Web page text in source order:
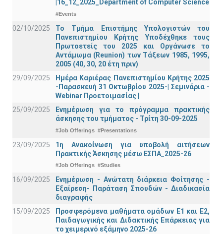
|16_12_2025_Department of Computer Science
#Events
02/10/2025
Το Τμήμα Επιστήμης Υπολογιστών του
Πανεπιστημίου Κρήτης Υποδέχθηκε τους
Πρωτοετείς του 2025 και Οργάνωσε το
Αντάμωμα (Reunion) των Τάξεων 1985, 1995,
2005 (40, 30, 20 έτη πριν)
29/09/2025
Ημέρα Καριέρας Πανεπιστημίου Κρήτης 2025
-Παρασκευή 31 Οκτωβρίου 2025-| Σεμινάρια -
Webinar Προετοιμασίας |
25/09/2025
Ενημέρωση για το πρόγραμμα πρακτικής
άσκησης του τμήματος - Τρίτη 30-09-2025
#Job Offerings #Presentations
23/09/2025
1η Ανακοίνωση για υποβολή αιτήσεων
Πρακτικής Άσκησης μέσω ΕΣΠΑ_2025-26
#Job Offerings #Studies
16/09/2025
Ενημέρωση - Ανώτατη διάρκεια Φοίτησης -
Εξαίρεση- Παράταση Σπουδών - Διαδικασία
διαγραφής
15/09/2025
Προσφερόμενα μαθήματα ομάδων Ε1 και Ε2,
Παιδαγωγικής και Διδακτικής Επάρκειας για
το χειμερινό εξάμηνο 2025-26